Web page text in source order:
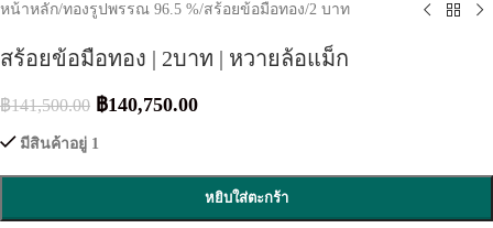
หน้าหลัก/ทองรูปพรรณ 96.5 %/สร้อยข้อมือทอง/2 บาท
สร้อยข้อมือทอง | 2บาท | หวายล้อแม็ก
฿141,500.00 ฿140,750.00
มีสินค้าอยู่ 1
หยิบใส่ตะกร้า